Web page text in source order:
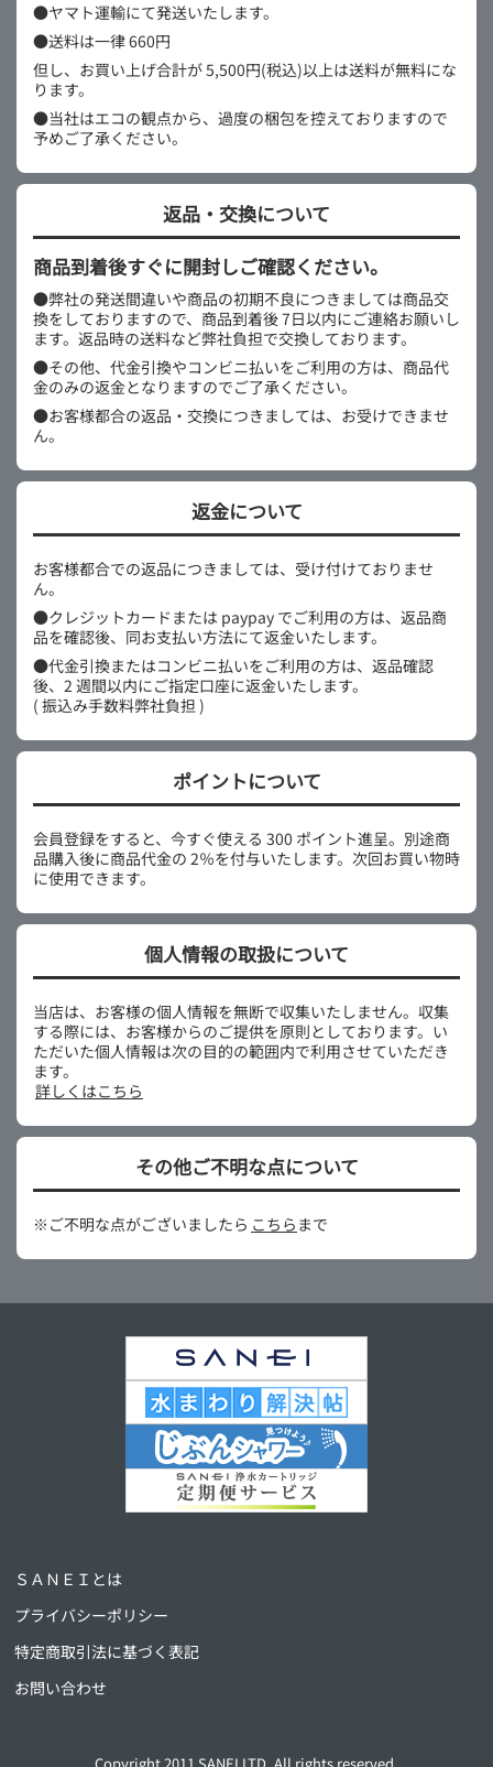
●ヤマト運輸にて発送いたします。
●送料は一律 660円
但し、お買い上げ合計が 5,500円(税込)以上は送料が無料にな
ります。
●当社はエコの観点から、過度の梱包を控えておりますので
予めご了承ください。
返品・交換について
商品到着後すぐに開封しご確認ください。
●弊社の発送間違いや商品の初期不良につきましては商品交
換をしておりますので、商品到着後 7日以内にご連絡お願いし
ます。返品時の送料など弊社負担で交換しております。
●その他、代金引換やコンビニ払いをご利用の方は、商品代
金のみの返金となりますのでご了承ください。
●お客様都合の返品・交換につきましては、お受けできませ
ん。
返金について
お客様都合での返品につきましては、受け付けておりませ
ん。
●クレジットカードまたは paypay でご利用の方は、返品商
品を確認後、同お支払い方法にて返金いたします。
●代金引換またはコンビニ払いをご利用の方は、返品確認
後、2 週間以内にご指定口座に返金いたします。
( 振込み手数料弊社負担 )
ポイントについて
会員登録をすると、今すぐ使える 300 ポイント進呈。別途商
品購入後に商品代金の 2％を付与いたします。次回お買い物時
に使用できます。
個人情報の取扱について
当店は、お客様の個人情報を無断で収集いたしません。収集
する際には、お客様からのご提供を原則としております。い
ただいた個人情報は次の目的の範囲内で利用させていただき
ます。
詳しくはこちら
その他ご不明な点について
※ご不明な点がございましたら こちら まで
ＳＡＮＥＩとは
プライバシーポリシー
特定商取引法に基づく表記
お問い合わせ